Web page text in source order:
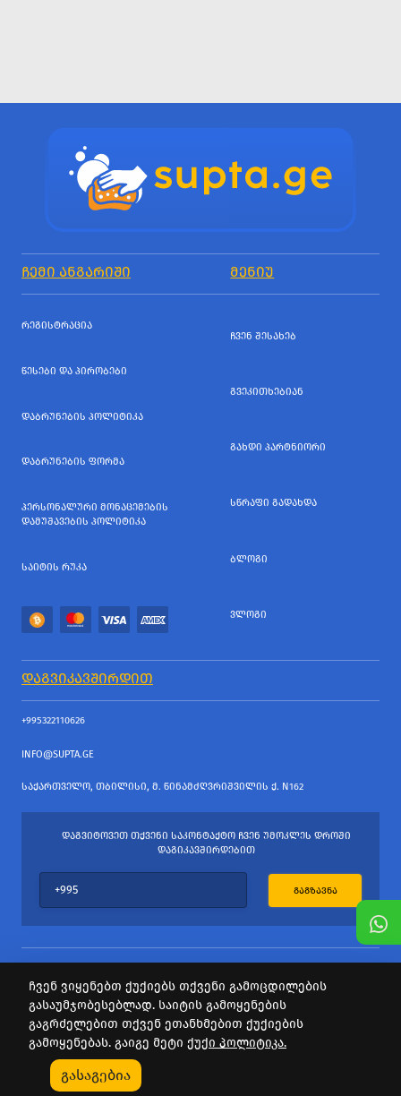
Კატეგორიები Აქციები
ᲩᲔᲛᲘ ᲐᲜᲒᲐᲠᲘᲨᲘ ᲛᲔᲜᲘᲣ
ᲠᲔᲒᲘᲡᲢᲠᲐᲪᲘᲐ
ᲬᲔᲡᲔᲑᲘ ᲓᲐ ᲞᲘᲠᲝᲑᲔᲑᲘ
ᲓᲐᲑᲠᲣᲜᲔᲑᲘᲡ ᲞᲝᲚᲘᲢᲘᲙᲐ
ᲓᲐᲑᲠᲣᲜᲔᲑᲘᲡ ᲤᲝᲠᲛᲐ
ᲞᲔᲠᲡᲝᲜᲐᲚᲣᲠᲘ ᲛᲝᲜᲐᲪᲔᲛᲔᲑᲘᲡ
ᲓᲐᲛᲣᲨᲐᲕᲔᲑᲘᲡ ᲞᲝᲚᲘᲢᲘᲙᲐ
ᲡᲐᲘᲢᲘᲡ ᲠᲣᲙᲐ
ᲩᲕᲔᲜ ᲨᲔᲡᲐᲮᲔᲑ
ᲒᲕᲔᲙᲘᲗᲮᲔᲑᲘᲐᲜ
ᲒᲐᲮᲓᲘ ᲞᲐᲠᲢᲜᲘᲝᲠᲘ
ᲡᲬᲠᲐᲤᲘ ᲒᲐᲓᲐᲮᲓᲐ
ᲑᲚᲝᲒᲘ
ᲕᲚᲝᲒᲘ
ᲓᲐᲒᲕᲘᲙᲐᲕᲨᲘᲠᲓᲘᲗ
+995322110626
INFO@SUPTA.GE
ᲡᲐᲥᲐᲠᲗᲕᲔᲚᲝ, ᲗᲑᲘᲚᲘᲡᲘ, Მ. ᲬᲘᲜᲐᲛᲫᲦᲕᲠᲘᲨᲕᲘᲚᲘᲡ Ქ. N162
ᲓᲐᲒᲕᲘᲢᲝᲕᲔᲗ ᲗᲥᲕᲔᲜᲘ ᲡᲐᲙᲝᲜᲢᲐᲥᲢᲝ ᲩᲕᲔᲜ ᲣᲛᲝᲙᲚᲔᲡ ᲓᲠᲝᲨᲘ
ᲓᲐᲒᲘᲙᲐᲕᲨᲘᲠᲓᲔᲑᲘᲗ
ᲒᲐᲒᲖᲐᲕᲜᲐ
ყველა უფლება დაცულია
საიტის პროვაიდერი Webdoors.ge
ჩვენ ვიყენებთ ქუქიებს თქვენი გამოცდილების
გასაუმჯობესებლად. საიტის გამოყენების
გაგრძელებით თქვენ ეთანხმებით ქუქიების
გამოყენებას. გაიგე მეტი ქუქი პოლიტიკა.
გასაგებია